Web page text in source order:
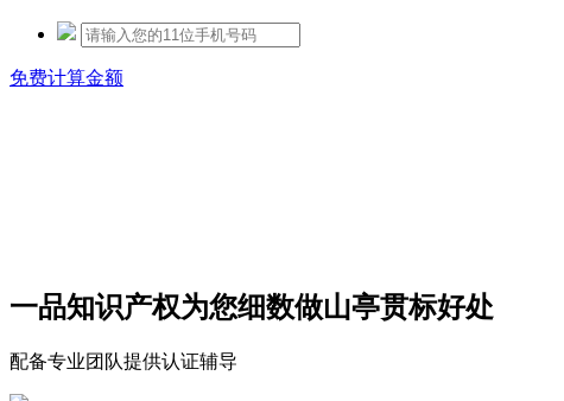
免费计算金额
一品知识产权为您细数做山亭贯标好处
配备专业团队提供认证辅导